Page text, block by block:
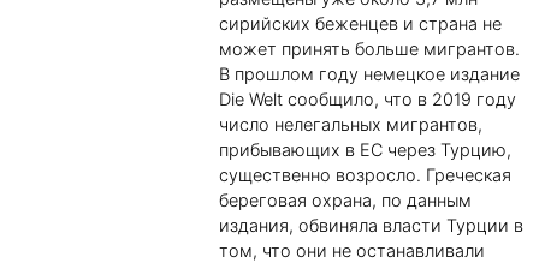
сирийских беженцев и страна не
может принять больше мигрантов.
В прошлом году немецкое издание
Die Welt сообщило, что в 2019 году
число нелегальных мигрантов,
прибывающих в ЕС через Турцию,
существенно возросло. Греческая
береговая охрана, по данным
издания, обвиняла власти Турции в
том, что они не останавливали